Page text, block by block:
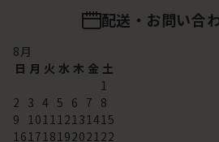
配送・お問い合
8月
日 月 火 水 木 金 土
1
2 3 4 5 6 7 8
9 101112131415
16171819202122